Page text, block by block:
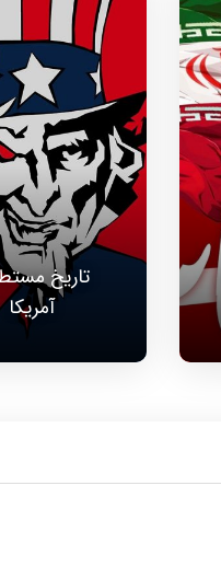
تاریخ
آمریکا